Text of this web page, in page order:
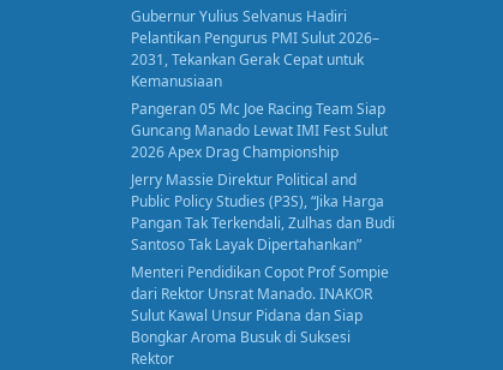
Gubernur Yulius Selvanus Hadiri
Pelantikan Pengurus PMI Sulut 2026–
2031, Tekankan Gerak Cepat untuk
Kemanusiaan
Pangeran 05 Mc Joe Racing Team Siap
Guncang Manado Lewat IMI Fest Sulut
2026 Apex Drag Championship
Jerry Massie Direktur Political and
Public Policy Studies (P3S), “Jika Harga
Pangan Tak Terkendali, Zulhas dan Budi
Santoso Tak Layak Dipertahankan”
Menteri Pendidikan Copot Prof Sompie
dari Rektor Unsrat Manado. INAKOR
Sulut Kawal Unsur Pidana dan Siap
Bongkar Aroma Busuk di Suksesi
Rektor